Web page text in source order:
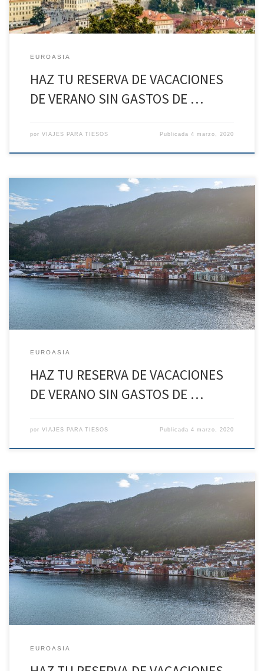
EUROASIA
HAZ TU RESERVA DE VACACIONES
DE VERANO SIN GASTOS DE …
por VIAJES PARA TIESOS Publicada4 marzo, 2020
HAZ TU RESERVA DE VACACIONES DE VERANO SIN GASTOS DE
ANULACIÓN* Lo mejor de Fiordos y Oslo desde el 14 SEP hasta el
21 de SEP Día 1: España-Bergen Primera toma de contacto con
Noruega REGIMEN Alojamiento. Llegada a Bergen. Después de
dejar nuestro equipaje en el hotel, tiempo libre […]
EUROASIA
HAZ TU RESERVA DE VACACIONES
DE VERANO SIN GASTOS DE …
por VIAJES PARA TIESOS Publicada4 marzo, 2020
HAZ TU RESERVA DE VACACIONES DE VERANO SIN GASTOS DE
ANULACIÓN* Lo mejor de Fiordos y Oslo desde el 31 Ago hasta el 7
de SEP Día 1: España-Bergen Primera toma de contacto con
Noruega REGIMEN Alojamiento. Llegada a Bergen. Después de
dejar nuestro equipaje en el hotel, tiempo libre […]
EUROASIA